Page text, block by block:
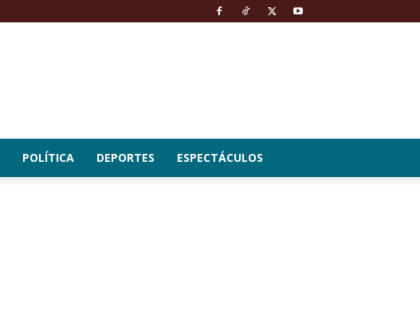
POLÍTICA DEPORTES ESPECTÁCULOS